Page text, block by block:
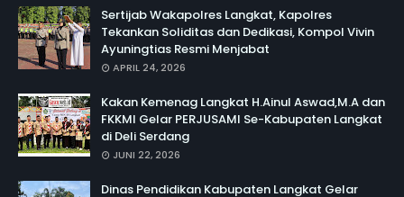
Sertijab Wakapolres Langkat, Kapolres
Tekankan Soliditas dan Dedikasi, Kompol Vivin
Ayuningtias Resmi Menjabat
APRIL 24, 2026
Kakan Kemenag Langkat H.Ainul Aswad,M.A dan
FKKMI Gelar PERJUSAMI Se-Kabupaten Langkat
di Deli Serdang
JUNI 22, 2026
Dinas Pendidikan Kabupaten Langkat Gelar